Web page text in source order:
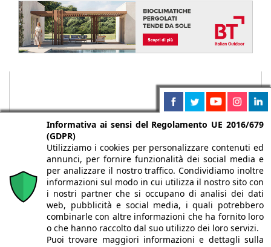
Chi siamo Autori Per la tua pubblicità
Iscriviti alla
newsletter
Informativa ai sensi del Regolamento UE 2016/679
(GDPR)
Utilizziamo i cookies per personalizzare contenuti ed
annunci, per fornire funzionalità dei social media e
per analizzare il nostro traffico. Condividiamo inoltre
informazioni sul modo in cui utilizza il nostro sito con
i nostri partner che si occupano di analisi dei dati
web, pubblicità e social media, i quali potrebbero
combinarle con altre informazioni che ha fornito loro
o che hanno raccolto dal suo utilizzo dei loro servizi.
Puoi trovare maggiori informazioni e dettagli sulla